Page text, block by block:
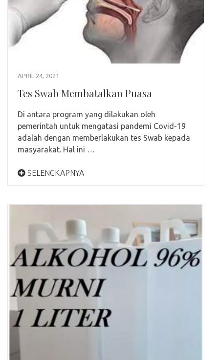
APRIL 24, 2021
Tes Swab Membatalkan Puasa
Di antara program yang dilakukan oleh
pemerintah untuk mengatasi pandemi Covid-19
adalah dengan memberlakukan tes Swab kepada
masyarakat. Hal ini …
SELENGKAPNYA